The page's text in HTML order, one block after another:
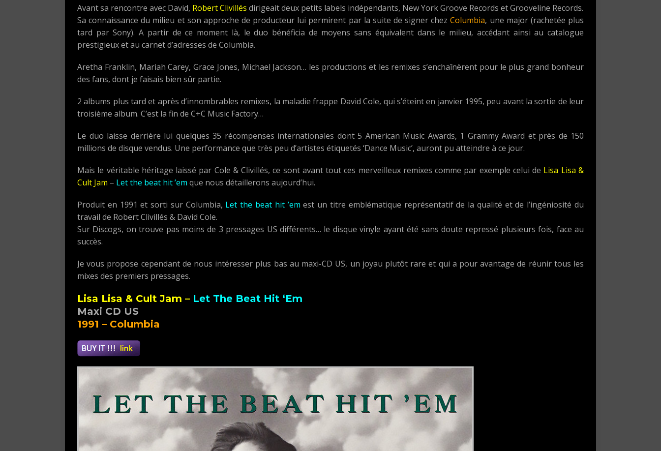
Avant sa rencontre avec David, Robert Clivillés dirigeait deux petits labels indépendants, New York Groove Records et Grooveline Records.
Sa connaissance du milieu et son approche de producteur lui permirent par la suite de signer chezColumbia, une major (rachetée plus
tard par Sony). A partir de ce moment là, le duo bénéficia de moyens sans équivalent dans le milieu, accédant ainsi au catalogue
prestigieux et au carnet d’adresses de Columbia.
Aretha Franklin, Mariah Carey, Grace Jones, Michael Jackson… les productions et les remixes s’enchaînèrent pour le plus grand bonheur
des fans, dont je faisais bien sûr partie.
2 albums plus tard et après d’innombrables remixes, la maladie frappe David Cole, qui s’éteint en janvier 1995, peu avant la sortie de leur
troisième album. C’est la fin de C+C Music Factory…
Le duo laisse derrière lui quelques 35 récompenses internationales dont 5 American Music Awards, 1 Grammy Award et près de 150
millions de disque vendus. Une performance que très peu d’artistes étiquetés ‘Dance Music’, auront pu atteindre à ce jour.
Mais le véritable héritage laissé par Cole & Clivillés, ce sont avant tout ces merveilleux remixes comme par exemple celui de Lisa Lisa &
Cult Jam – Let the beat hit ’em que nous détaillerons aujourd’hui.
Produit en 1991 et sorti sur Columbia, Let the beat hit ’emest un titre emblématique représentatif de la qualité et de l’ingéniosité du
travail de Robert Clivillés & David Cole.
Sur Discogs, on trouve pas moins de 3 pressages US différents… le disque vinyle ayant été sans doute repressé plusieurs fois, face au
succès.
Je vous propose cependant de nous intéresser plus bas au maxi-CD US, un joyau plutôt rare et qui a pour avantage de réunir tous les
mixes des premiers pressages.
Lisa Lisa & Cult Jam – Let The Beat Hit ‘Em
Maxi CD US
1991 – Columbia